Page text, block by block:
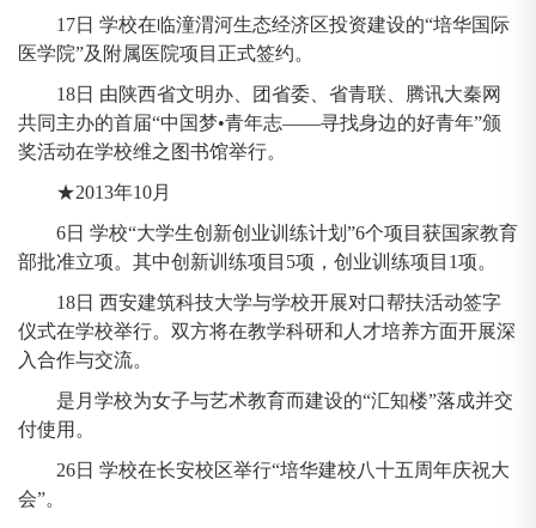
17日 学校在临潼渭河生态经济区投资建设的“培华国际
医学院”及附属医院项目正式签约。
18日 由陕西省文明办、团省委、省青联、腾讯大秦网
共同主办的首届“中国梦•青年志——寻找身边的好青年”颁
奖活动在学校维之图书馆举行。
★2013年10月
6日 学校“大学生创新创业训练计划”6个项目获国家教育
部批准立项。其中创新训练项目5项，创业训练项目1项。
18日 西安建筑科技大学与学校开展对口帮扶活动签字
仪式在学校举行。双方将在教学科研和人才培养方面开展深
入合作与交流。
是月学校为女子与艺术教育而建设的“汇知楼”落成并交
付使用。
26日 学校在长安校区举行“培华建校八十五周年庆祝大
会”。